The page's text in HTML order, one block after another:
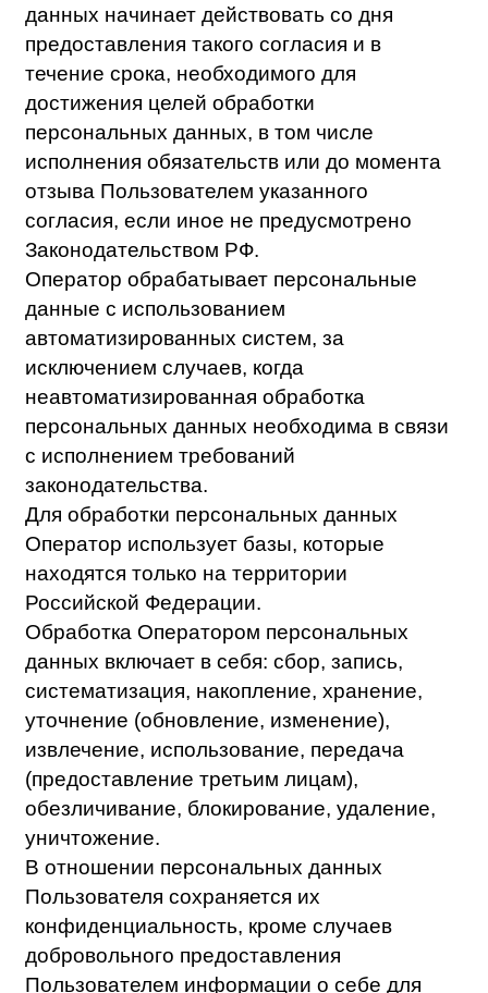
доступа только сотрудники, имеющие
соответствующее образование в области
персональных данных.
Оператор обеспечивает контроль за
принимаемыми мерами по обеспечению
безопасности персональных данных и
уровня защищенности информационных
систем персональных данных.
осуществляется с в течение срока,
установленного законодательством РФ об
образовании и архивном деле.
Предоставленное Пользователем в
соответствии с настоящей Политикой
согласие на обработку персональных
данных может быть в любой момент
отозвано Пользователем. Оператор
прекращает обработку персональных
данных в случаях, если:
Пользователь направил
согласия на обработку персональных
данных и требовании об их уничтожении
на адрес эл. почты: priem@biscollege.ru с
темой письма “Обработка персональных
данных”.
Истек срок хранения персональных
Достигнуты цели обработки
персональных данных.
ператор имеет право направлять
П ользователю уведомления о новых
продуктах и услугах, специальных
предложениях и различных событиях
Пользователь всегда может отказаться от
получения информационных сообщений,
направив Оператору письмо на адрес